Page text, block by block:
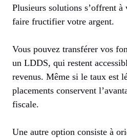
Plusieurs solutions s’offrent
faire fructifier votre argent.
Vous pouvez transférer vos
un LDDS, qui restent
revenus. Même si le taux est
placements conservent
fiscale.
Une autre option consiste à